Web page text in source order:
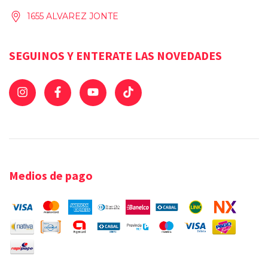
1655 ALVAREZ JONTE
SEGUINOS Y ENTERATE LAS NOVEDADES
Medios de pago